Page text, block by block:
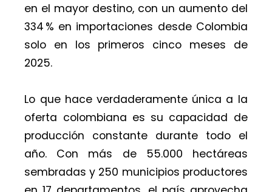
en el mayor destino, con un aumento del
334 % en importaciones desde Colombia
solo en los primeros cinco meses de
2025.
Lo que hace verdaderamente única a la
oferta colombiana es su capacidad de
producción constante durante todo el
año. Con más de 55.000 hectáreas
sembradas y 250 municipios productores